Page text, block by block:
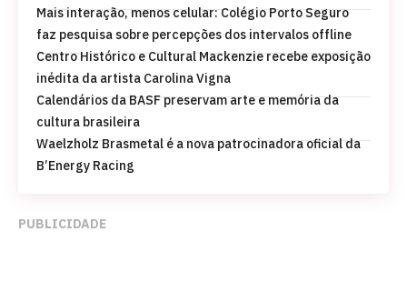
Mais interação, menos celular: Colégio Porto Seguro
faz pesquisa sobre percepções dos intervalos offline
Centro Histórico e Cultural Mackenzie recebe exposição
inédita da artista Carolina Vigna
Calendários da BASF preservam arte e memória da
cultura brasileira
Waelzholz Brasmetal é a nova patrocinadora oficial da
B’Energy Racing
PUBLICIDADE